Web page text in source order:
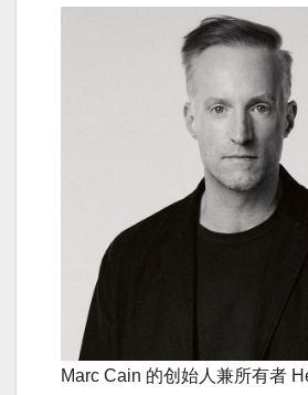
Marc Cain 的创始人兼所有者